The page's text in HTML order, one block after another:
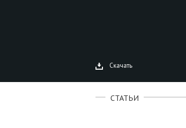
Скачать
СТАТЬИ